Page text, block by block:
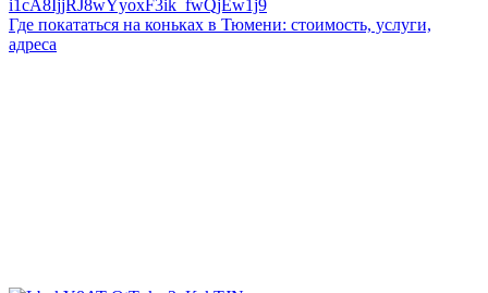
Где покататься на коньках в Тюмени: стоимость, услуги,
адреса